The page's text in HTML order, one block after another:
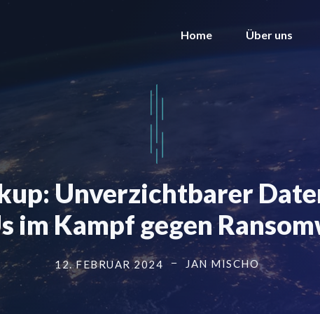
Home Über uns
Unverzichtbarer
im Kampf gegen
12. FEBRUAR 2024 JAN MISCHO